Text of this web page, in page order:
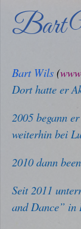
Bart
Bart Wils (
Dort hatte er
2005 begann
weiterhin bei
2010 dann
Seit 2011
and Dance” in